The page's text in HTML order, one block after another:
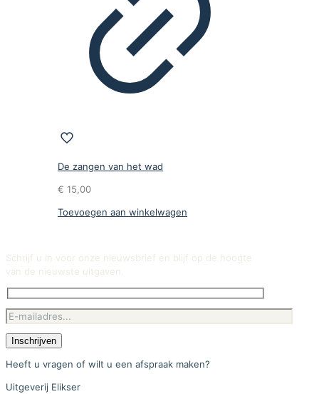
De zangen van het wad
€ 15,00
Toevoegen aan winkelwagen
Schrijf u in voor onze nieuwsbrief en blijf op de hoogte
van de nieuwste uitgaven.
Heeft u vragen of wilt u een afspraak maken?
Uitgeverij Elikser